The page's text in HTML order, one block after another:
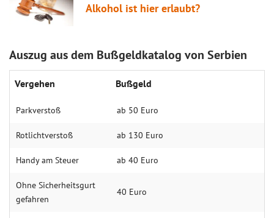
Alkohol ist hier erlaubt?
Auszug aus dem Bußgeldkatalog von Serbien
Vergehen Bußgeld
Parkverstoß ab 50 Euro
Rotlichtverstoß ab 130 Euro
Handy am Steuer ab 40 Euro
Ohne Sicherheitsgurt
gefahren
40 Euro